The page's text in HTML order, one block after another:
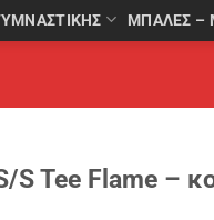
ΜΠΆΛΕΣ –
S Tee Flame –